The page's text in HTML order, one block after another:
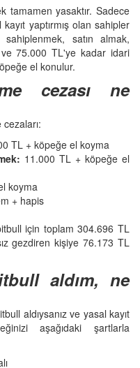
tamamen yasaktır. Sadece
yaptırmış olan sahipler
satın almak,
ve 75.000 TL'ye kadar idari
el konulur.
cezası ne
cezaları:
TL + köpeğe el koyma
11.000 TL + köpeğe el
koyma
+ hapis
için toplam 304.696 TL
gezdiren kişiye 76.173 TL
aldım, ne
aldıysanız ve yasal kayıt
aşağıdaki şartlarla